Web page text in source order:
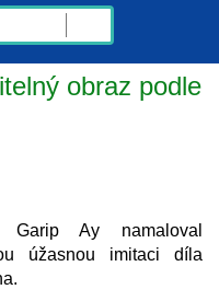
obraz podle
Garip Ay namaloval
úžasnou imitaci díla